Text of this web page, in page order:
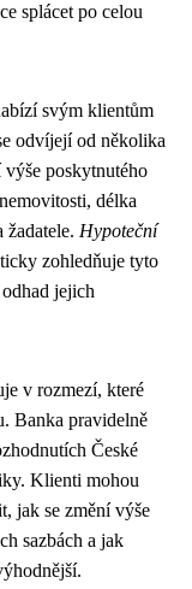
splácet po celou
svým klientům
odvíjejí od několika
poskytnutého
délka
Hypoteční
zohledňuje tyto
jejich
v rozmezí, které
Banka pravidelně
České
Klienti mohou
jak se změní výše
sazbách a jak